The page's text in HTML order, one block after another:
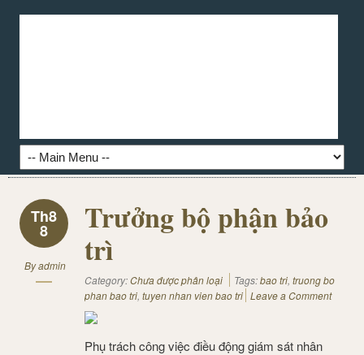
Th8
8
Byadmin
Trưởng bộ phận bảo
trì
Category:Chưa được phân loại Tags:bao tri, truong bo
phan bao tri, tuyen nhan vien bao tri Leave a Comment
Phụ trách công việc điều động giám sát nhân